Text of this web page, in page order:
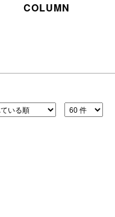
ログイン
生活家電
ヘアケア
ハンドケア
COLUMN